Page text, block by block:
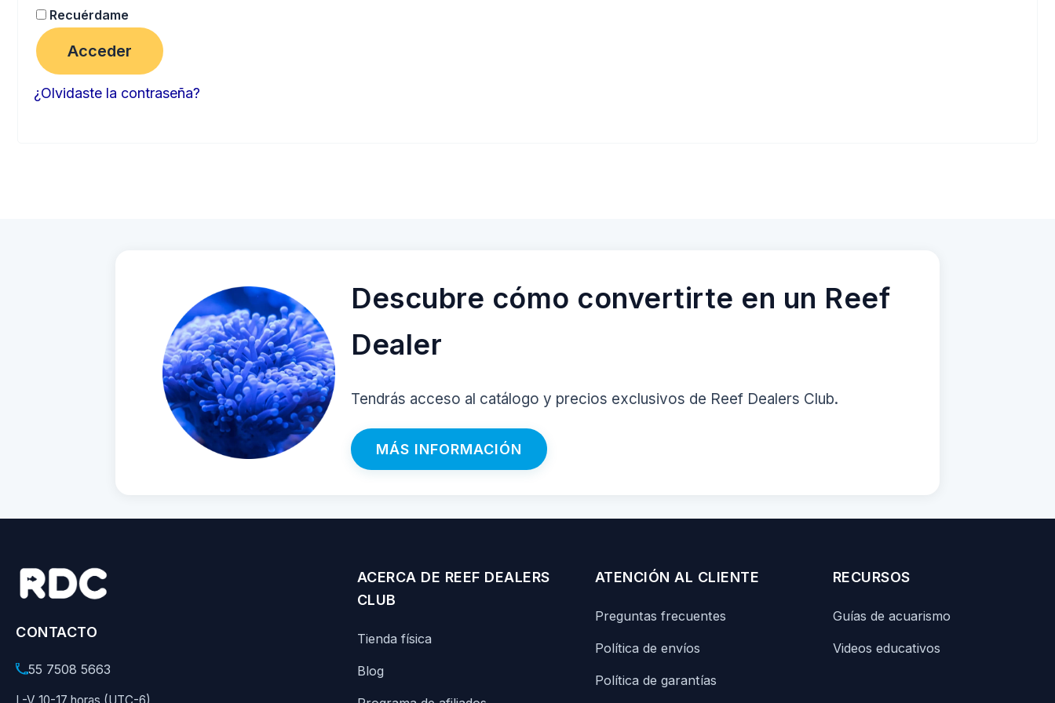
Recuérdame
Acceder
¿Olvidaste la contraseña?
Descubre cómo convertirte en un Reef
Dealer
Tendrás acceso al catálogo y precios exclusivos de Reef Dealers Club.
MÁS INFORMACIÓN
CONTACTO
55 7508 5663
ACERCA DE REEF DEALERS
CLUB
Tienda física
Blog
ATENCIÓN AL CLIENTE
Preguntas frecuentes
Política de envíos
Política de garantías
RECURSOS
Guías de acuarismo
Videos educativos